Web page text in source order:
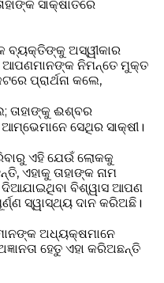
ସାକ୍ଷାତରେ
ବ୍ୟକ୍ତିଙ୍କୁ ଅସ୍ୱୀକାର
ନିମନ୍ତେ ମୁକ୍ତ
ପ୍ରାର୍ଥନା କଲେ,
ତାହାଙ୍କୁ ଈଶ୍ବର
ସେଥିର ସାକ୍ଷୀ।
ଏହି ଯେଉଁ ଲୋକକୁ
ଏହାକୁ ତାହାଙ୍କ ନାମ
ଦିଆଯାଇଥିବା ବିଶ୍ୱାସ ଆପଣ
ସ୍ୱାସ୍ଥ୍ୟ ଦାନ କରିଅଛି।
ଅଧ୍ୟକ୍ଷମାନେ
ହେତୁ ଏହା କରିଅଛନ୍ତି